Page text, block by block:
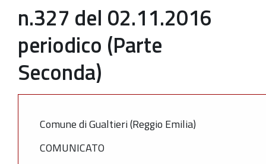
n.327 del 02.11.2016
periodico (Parte
Seconda)
Comune di Gualtieri (Reggio Emilia)
COMUNICATO